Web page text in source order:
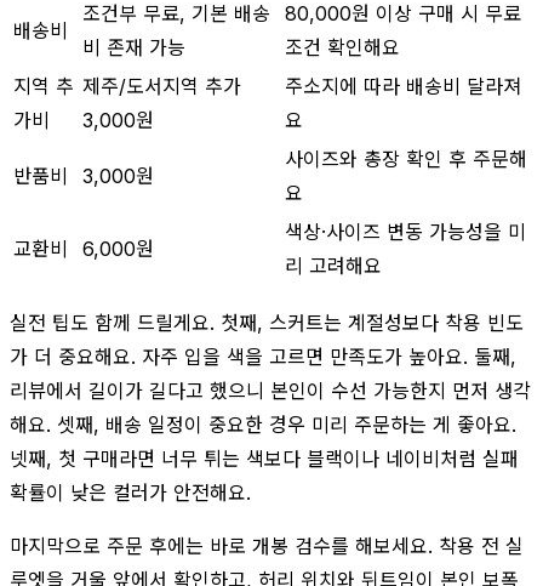
배송비
조건부 무료, 기본 배송
비 존재 가능
80,000원 이상 구매 시 무료
조건 확인해요
지역 추
가비
제주/도서지역 추가
3,000원
주소지에 따라 배송비 달라져
요
반품비 3,000원
사이즈와 총장 확인 후 주문해
요
교환비 6,000원
색상·사이즈 변동 가능성을 미
리 고려해요
실전 팁도 함께 드릴게요. 첫째, 스커트는 계절성보다 착용 빈도
가 더 중요해요. 자주 입을 색을 고르면 만족도가 높아요. 둘째,
리뷰에서 길이가 길다고 했으니 본인이 수선 가능한지 먼저 생각
해요. 셋째, 배송 일정이 중요한 경우 미리 주문하는 게 좋아요.
넷째, 첫 구매라면 너무 튀는 색보다 블랙이나 네이비처럼 실패
확률이 낮은 컬러가 안전해요.
마지막으로 주문 후에는 바로 개봉 검수를 해보세요. 착용 전 실
루엣을 거울 앞에서 확인하고, 허리 위치와 뒤트임이 본인 보폭